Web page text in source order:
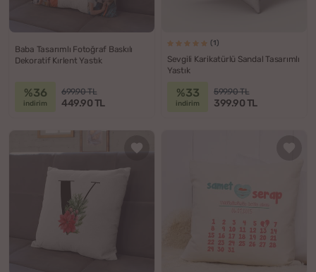
Baba Tasarımlı Fotoğraf Baskılı
Dekoratif Kırlent Yastık
%36
indirim
699.90 TL
449.90 TL
(1)
Sevgili Karikatürlü Sandal Tasarımlı
Yastık
%33
indirim
599.90 TL
399.90 TL